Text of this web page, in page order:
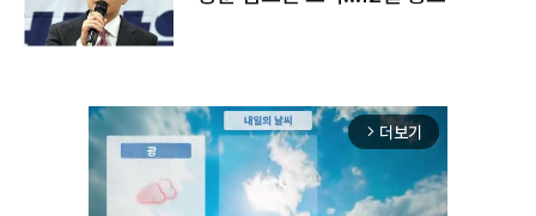
arrow_forward_ios 더보기